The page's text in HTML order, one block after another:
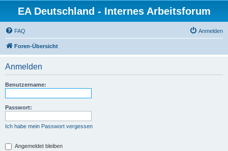
EA Deutschland - Internes Arbeitsforum
FAQ Anmelden
Foren-Übersicht
Anmelden
Benutzername:
Passwort:
Ich habe mein Passwort vergessen
Angemeldet bleiben